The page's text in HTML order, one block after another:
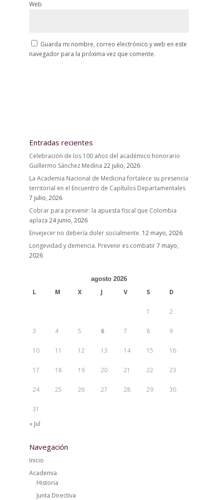
Web
Guarda mi nombre, correo electrónico y web en este
navegador para la próxima vez que comente.
Entradas recientes
Celebración de los 100 años del académico honorario
Guillermo Sánchez Medina 22 julio, 2026
La Academia Nacional de Medicina fortalece su presencia
territorial en el Encuentro de Capítulos Departamentales
7 julio, 2026
Cobrar para prevenir: la apuesta fiscal que Colombia
aplaza 24 junio, 2026
Envejecer no debería doler socialmente. 12 mayo, 2026
Longevidad y demencia. Prevenir es combatir7 mayo,
2026
agosto 2026
L M X J V S D
1 2
3 4 5 6 7 8 9
10 11 12 13 14 15 16
17 18 19 20 21 22 23
24 25 26 27 28 29 30
31
« Jul
Navegación
Inicio
Academia
Historia
Junta Directiva